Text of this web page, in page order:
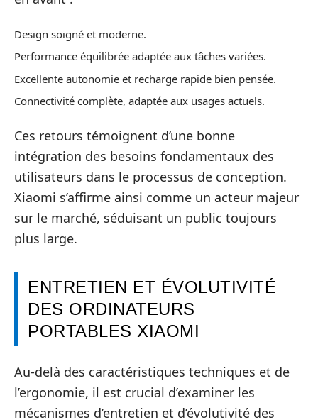
Design soigné et moderne.
Performance équilibrée adaptée aux tâches variées.
Excellente autonomie et recharge rapide bien pensée.
Connectivité complète, adaptée aux usages actuels.
Ces retours témoignent d’une bonne
intégration des besoins fondamentaux des
utilisateurs dans le processus de conception.
Xiaomi s’affirme ainsi comme un acteur majeur
sur le marché, séduisant un public toujours
plus large.
ENTRETIEN ET ÉVOLUTIVITÉ
DES ORDINATEURS
PORTABLES XIAOMI
Au-delà des caractéristiques techniques et de
l’ergonomie, il est crucial d’examiner les
mécanismes d’entretien et d’évolutivité des